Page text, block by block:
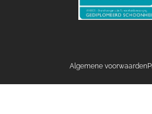
Algemene voorwaarden